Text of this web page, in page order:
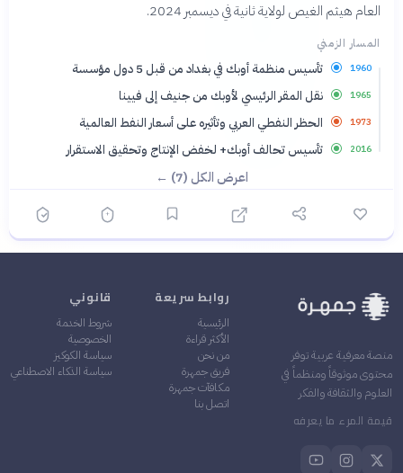
العام هيثم الغيص لولاية ثانية في ديسمبر 2024.
المسار الزمني
1960 تأسيس منظمة أوبك في بغداد من قبل 5 دول مؤسسة
1965 نقل المقر الرئيسي لأوبك من جنيف إلى فيينا
1973 الحظر النفطي العربي وتأثيره على أسعار النفط العالمية
2016 تأسيس تحالف أوبك+ لخفض الإنتاج وتحقيق الاستقرار
اعرض الكل (7) ←
منصة معرفية عربية توفر
محتوى موثوقاً ومنظماً في
العلوم والثقافة والفكر
قيمة المرء ما يعرفه
روابط سريعة
الرئيسية
الأكثر قراءة
من نحن
فريق جمهرة
مكافآت جمهرة
اتصل بنا
قانوني
شروط الخدمة
الخصوصية
سياسة الكوكيز
سياسة الذكاء الاصطناعي